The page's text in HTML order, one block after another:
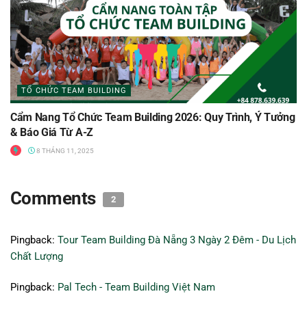
TỔ CHỨC TEAM BUILDING
Cẩm Nang Tổ Chức Team Building 2026: Quy Trình, Ý Tưởng
& Báo Giá Từ A-Z
8 THÁNG 11, 2025
Comments 2
Pingback: Tour Team Building Đà Nẵng 3 Ngày 2 Đêm - Du Lịch
Chất Lượng
Pingback: Pal Tech - Team Building Việt Nam